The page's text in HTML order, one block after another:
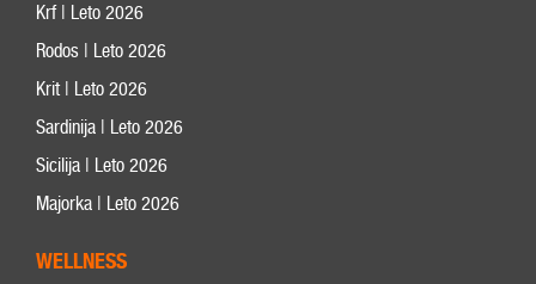
Krf | Leto 2026
Rodos | Leto 2026
Krit | Leto 2026
Sardinija | Leto 2026
Sicilija | Leto 2026
Majorka | Leto 2026
WELLNESS